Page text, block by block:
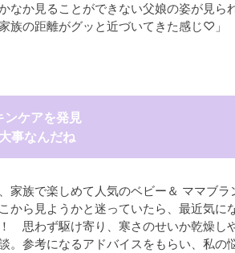
なか見ることができない父娘の姿が見ら
族の距離がグッと近づいてきた感じ♡」
ンケアを発見
事なんだね
家族で楽しめて人気のベビー＆ ママブ
から見ようかと迷っていたら、最近気に
思わず駆け寄り、寒さのせいか乾燥し
。参考になるアドバイスをもらい、私